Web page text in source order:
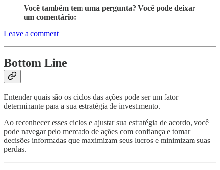
Você também tem uma pergunta? Você pode deixar
um comentário:
Leave a comment
Bottom Line
Entender quais são os ciclos das ações pode ser um fator
determinante para a sua estratégia de investimento.
Ao reconhecer esses ciclos e ajustar sua estratégia de acordo, você
pode navegar pelo mercado de ações com confiança e tomar
decisões informadas que maximizam seus lucros e minimizam suas
perdas.